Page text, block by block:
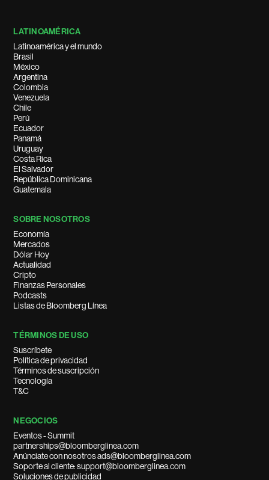
LATINOAMÉRICA
Latinoamérica y el mundo
Brasil
México
Argentina
Colombia
Venezuela
Chile
Perú
Ecuador
Panamá
Uruguay
Costa Rica
El Salvador
República Dominicana
Guatemala
SOBRE NOSOTROS
Economía
Mercados
Dólar Hoy
Actualidad
Cripto
Finanzas Personales
Podcasts
Listas de Bloomberg Línea
TÉRMINOS DE USO
Suscríbete
Política de privacidad
Términos de suscripción
Tecnología
T&C
NEGOCIOS
Eventos - Summit
partnerships@bloomberglinea.com
Anúnciate con nosotros ads@bloomberglinea.com
Soporte al cliente: support@bloomberglinea.com
Soluciones de publicidad